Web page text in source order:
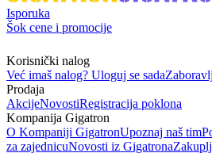
Isporuka
Šok cene i promocije
Korisnički nalog
Već imaš nalog? Uloguj se sada
Prodaja
AkcijeNovostiRegistracija poklona
Kompanija Gigatron
O Kompaniji GigatronUpoznaj naš tim
za zajednicuNovosti iz Gigatrona